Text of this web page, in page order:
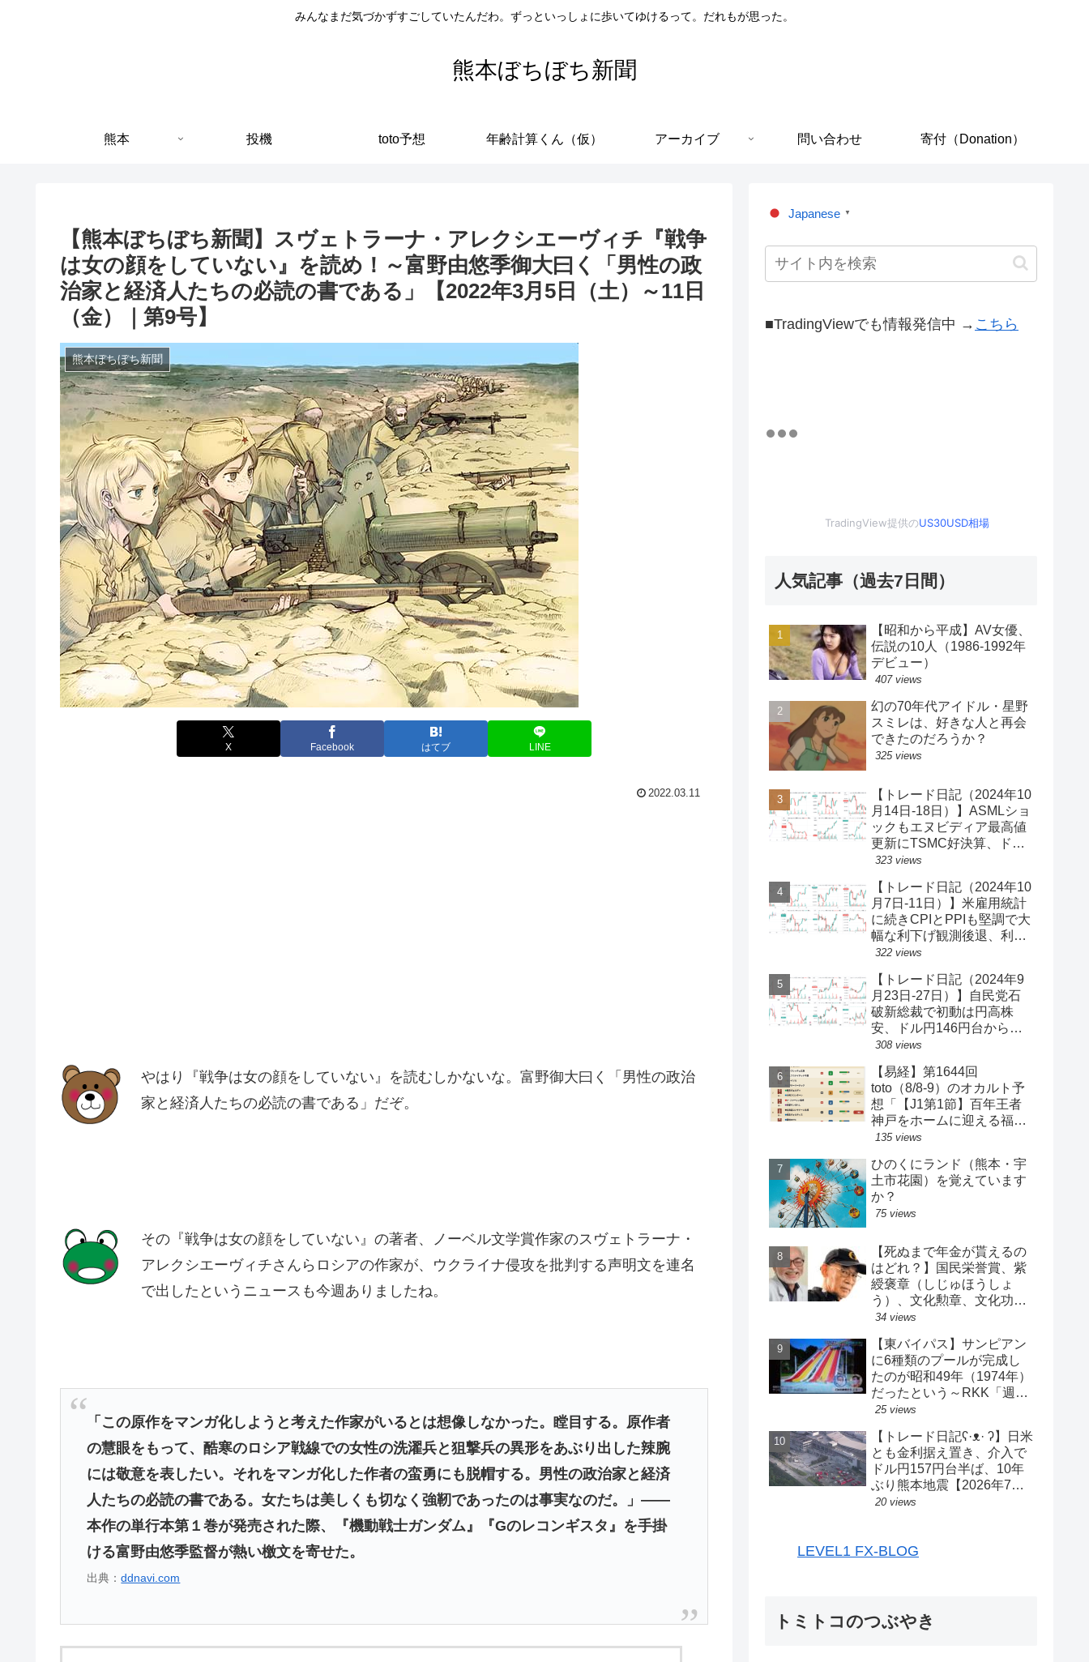
みんなまだ気づかずすごしていたんだわ。ずっといっしょに歩いてゆけるって。だれもが思った。
熊本ぼちぼち新聞
熊本 投機 toto予想 年齢計算くん（仮） アーカイブ 問い合わせ 寄付（Donation）
【熊本ぼちぼち新聞】スヴェトラーナ・アレクシエーヴィチ『戦争
は女の顔をしていない』を読め！～富野由悠季御大曰く「男性の政
治家と経済人たちの必読の書である」【2022年3月5日（土）～11日
（金）｜第9号】
熊本ぼちぼち新聞
X Facebook はてブ LINE
2022.03.11
やはり『戦争は女の顔をしていない』を読むしかないな。富野御大曰く「男性の政治
家と経済人たちの必読の書である」だぞ。
その『戦争は女の顔をしていない』の著者、ノーベル文学賞作家のスヴェトラーナ・
アレクシエーヴィチさんらロシアの作家が、ウクライナ侵攻を批判する声明文を連名
で出したというニュースも今週ありましたね。
「この原作をマンガ化しようと考えた作家がいるとは想像しなかった。瞠目する。原作者
の慧眼をもって、酷寒のロシア戦線での女性の洗濯兵と狙撃兵の異形をあぶり出した辣腕
には敬意を表したい。それをマンガ化した作者の蛮勇にも脱帽する。男性の政治家と経済
人たちの必読の書である。女たちは美しくも切なく強靭であったのは事実なのだ。」――
本作の単行本第１巻が発売された際、『機動戦士ガンダム』『Gのレコンギスタ』を手掛
ける富野由悠季監督が熱い檄文を寄せた。
出典：ddnavi.com
Japanese ▼
■TradingViewでも情報発信中 → こちら
TradingView提供のUS30USD相場
人気記事（過去7日間）
【昭和から平成】AV女優、
伝説の10人（1986-1992年
デビュー）
407 views
幻の70年代アイドル・星野
スミレは、好きな人と再会
できたのだろうか？
325 views
【トレード日記（2024年10
月14日-18日）】ASMLショ
ックもエヌビディア最高値
更新にTSMC好決算、ドル
円一時150円台、円安株高
340】
323 views
【トレード日記（2024年10
月7日-11日）】米雇用統計
に続きCPIとPPIも堅調で大
幅な利下げ観測後退、利回
り上昇・ドル買い、ダウと
円149円台【ゆるゆる投機
339】
322 views
【トレード日記（2024年9
月23日-27日）】自民党石
破新総裁で初動は円高株
安、ドル円146円台から一
気に142円台へ【ゆるゆる
308 views
【易経】第1644回
toto（8/8-9）のオカルト予
想「【J1第1節】百年王者
神戸をホームに迎える福岡
がまさかの…？！【J2第1
ルサ安部は？」
135 views
ひのくにランド（熊本・宇
土市花園）を覚えています
か？
75 views
【死ぬまで年金が貰えるの
はどれ？】国民栄誉賞、紫
綬褒章（しじゅほうしょ
う）、文化勲章、文化功労
者、芸術選奨…など【日本
34 views
【東バイパス】サンピアン
に6種類のプールが完成し
たのが昭和49年（1974年）
だったという～RKK「週刊
山崎くん」より
25 views
【トレード日記ʕ·ᴥ· ʔ】日米
とも金利据え置き、介入で
ドル円157円台半ば、10年
ぶり熊本地震【2026年7月
27日-31日｜投機433】
20 views
LEVEL1 FX-BLOG
トミトコのつぶやき